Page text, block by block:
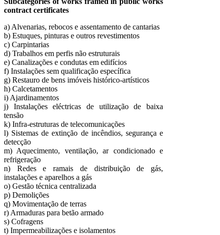
contract certificates
a) Alvenarias, rebocos e assentamento de cantarias
b) Estuques, pinturas e outros revestimentos
c) Carpintarias
d) Trabalhos em perfis não estruturais
e) Canalizações e condutas em edifícios
f) Instalações sem qualificação específica
g) Restauro de bens imóveis histórico-artísticos
h) Calcetamentos
i) Ajardinamentos
j) Instalações eléctricas de utilização de baixa
tensão
k) Infra-estruturas de telecomunicações
l) Sistemas de extinção de incêndios, segurança e
detecção
m) Aquecimento, ventilação, ar condicionado e
refrigeração
n) Redes e ramais de distribuição de gás,
instalações e aparelhos a gás
o) Gestão técnica centralizada
p) Demolições
q) Movimentação de terras
r) Armaduras para betão armado
s) Cofragens
t) Impermeabilizações e isolamentos